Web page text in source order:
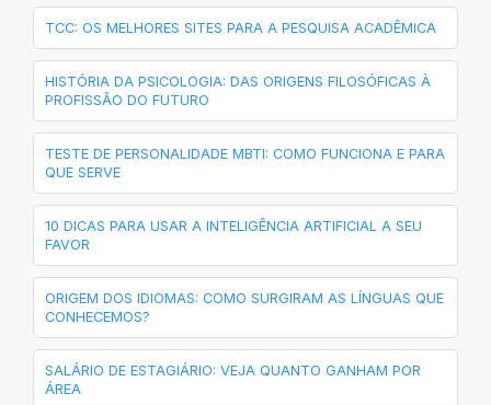
TCC: OS MELHORES SITES PARA A PESQUISA ACADÊMICA
HISTÓRIA DA PSICOLOGIA: DAS ORIGENS FILOSÓFICAS À
PROFISSÃO DO FUTURO
TESTE DE PERSONALIDADE MBTI: COMO FUNCIONA E PARA
QUE SERVE
10 DICAS PARA USAR A INTELIGÊNCIA ARTIFICIAL A SEU
FAVOR
ORIGEM DOS IDIOMAS: COMO SURGIRAM AS LÍNGUAS QUE
CONHECEMOS?
SALÁRIO DE ESTAGIÁRIO: VEJA QUANTO GANHAM POR
ÁREA